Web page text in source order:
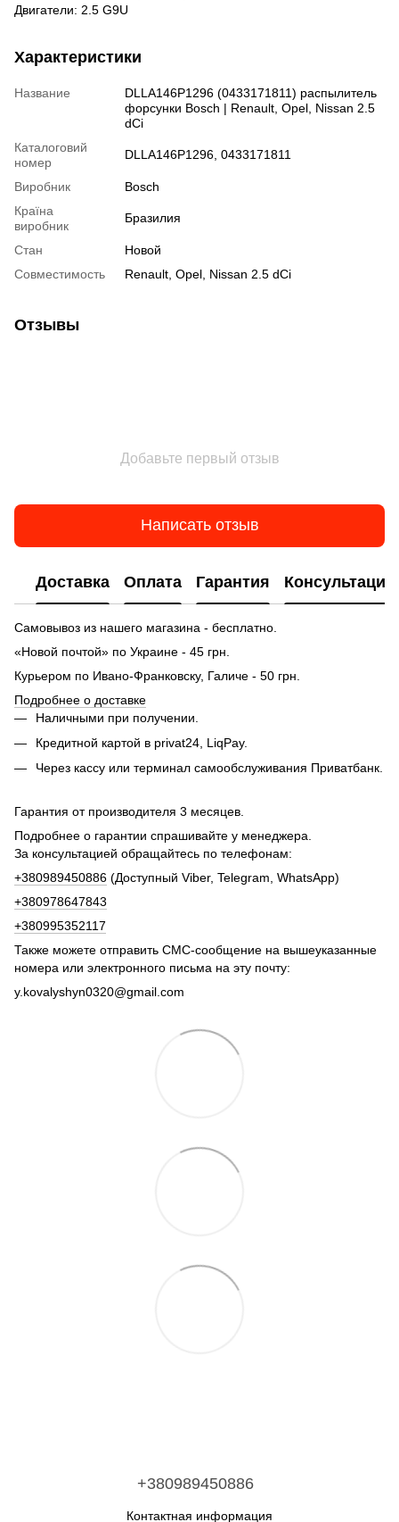
Двигатели: 2.5 G9U
Характеристики
Название
DLLA146P1296 (0433171811) распылитель
форсунки Bosch | Renault, Opel, Nissan 2.5
dCi
Каталоговий
номер
DLLA146P1296, 0433171811
Виробник
Bosch
Країна
виробник
Бразилия
Стан
Новой
Совместимость
Renault, Opel, Nissan 2.5 dCi
Отзывы
Добавьте первый отзыв
Написать отзыв
Доставка Оплата Гарантия Консультация
Самовывоз из нашего магазина - бесплатно.
«Новой почтой» по Украине - 45 грн.
Курьером по Ивано-Франковску, Галиче - 50 грн.
Подробнее о доставке
Наличными при получении.
Кредитной картой в privat24, LiqPay.
Через кассу или терминал самообслуживания Приватбанк.
Гарантия от производителя 3 месяцев.
Подробнее о гарантии спрашивайте у менеджера.
За консультацией обращайтесь по телефонам:
+380989450886 (Доступный Viber, Telegram, WhatsApp)
+380978647843
+380995352117
Также можете отправить СМС-сообщение на вышеуказанные
номера или электронного письма на эту почту:
y.kovalyshyn0320@gmail.com
+380989450886
Контактная информация